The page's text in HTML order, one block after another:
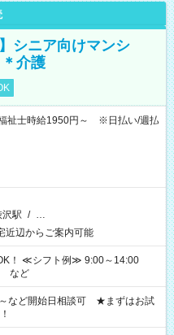
シニア向けマンシ
介護
祉士時給1950円～ ※日払い/週払
沢駅 / …
辺からご案内可能
14:00
など
～など開始日相談可 ★まずはお試